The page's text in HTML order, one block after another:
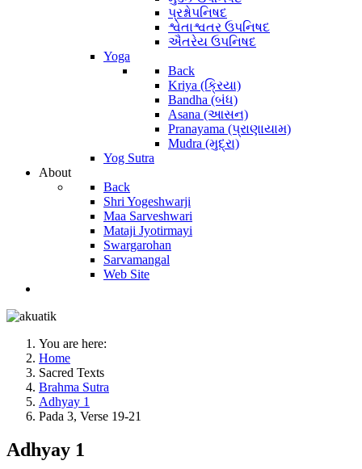
પ્રશ્નોપનિષદ
શ્વેતાશ્વતર ઉપનિષદ
ઐતરેય ઉપનિષદ
Yoga
Back
Kriya (ક્રિયા)
Bandha (બંધ)
Asana (આસન)
Pranayama (પ્રાણાયામ)
Mudra (મુદ્રા)
Yog Sutra
About
Back
Shri Yogeshwarji
Maa Sarveshwari
Mataji Jyotirmayi
Swargarohan
Sarvamangal
Web Site
You are here:
Home
Sacred Texts
Brahma Sutra
Adhyay 1
Pada 3, Verse 19-21
Adhyay 1